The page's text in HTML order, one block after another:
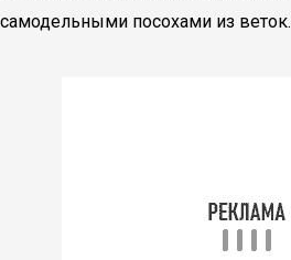
самодельными посохами из веток.